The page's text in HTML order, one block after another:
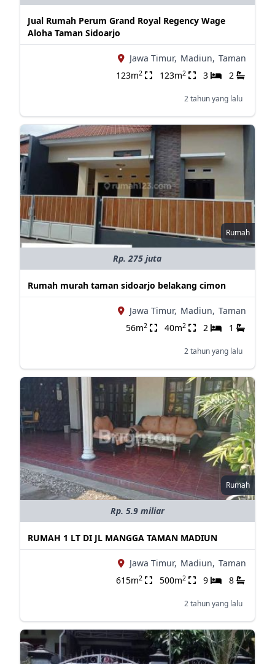
Jual Rumah Perum Grand Royal Regency Wage
Aloha Taman Sidoarjo
Jawa Timur, Madiun, Taman
123m2 123m2 3 2
2 tahun yang lalu
Rumah
Rp. 275 juta
Rumah murah taman sidoarjo belakang cimon
Jawa Timur, Madiun, Taman
56m2 40m2 2 1
2 tahun yang lalu
Rumah
Rp. 5.9 miliar
RUMAH 1 LT DI JL MANGGA TAMAN MADIUN
Jawa Timur, Madiun, Taman
615m2 500m2 9 8
2 tahun yang lalu